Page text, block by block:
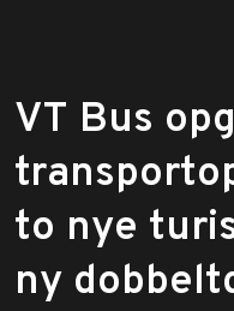
​VT Bus
to nye
ny